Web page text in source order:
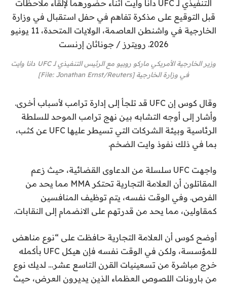
وزير الخارجية الأمريكي ماركو روبيو مع الرئيس التنفيذي لـ UFC دانا وايت
في وزارة الخارجية [File: Jonathan Ernst/Reuters]
وقال كوس إن UFC قد تلجأ إلى إدارة ترامب لأسباب أخرى.
وأشار إلى أوجه التشابه بين نهج ترامب الموحد للسلطة
الرئاسية وبيئة الشركات التي تسيطر عليها UFC عن كثب،
بما في ذلك نفوذ وايت الضخم.
واجهت UFC سلسلة من الدعاوى القضائية، حيث زعم
المقاتلون أن العلامة التجارية تحتكر MMA مما يحد من
الفرص. وفي الوقت نفسه، يتم توظيف المنافسين
كمقاولين، مما يحد من قدرتهم على الانضمام إلى النقابات.
أوضح كوس أن العلامة التجارية حافظت على “نوع مناهض
للمؤسسة، ولكن في الوقت نفسه فإن هيكل UFC بأكمله
خرج مباشرة من تسعينيات القرن التاسع عشر… لديك نوع
من بارونات اللصوص العظماء الذين يديرون العرض، حيث